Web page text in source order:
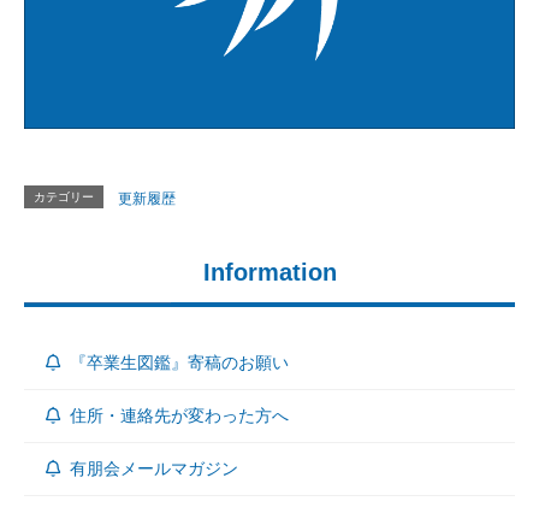
カテゴリー 更新履歴
Information
『卒業生図鑑』寄稿のお願い
住所・連絡先が変わった方へ
有朋会メールマガジン